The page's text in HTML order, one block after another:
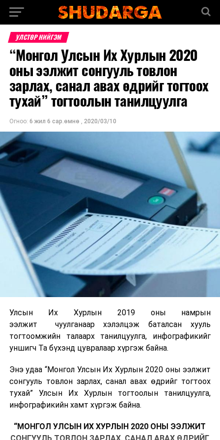
УЛСТӨР НИЙГЭМ
“Монгол Улсын Их Хурлын 2020
оны ээлжит сонгууль товлон
зарлах, санал авах өдрийг тогтоох
тухай” тогтоолын танилцуулга
Огноо: 6 жил 6 сар.өмнө , 2020/03/10
Улсын Их Хурлын 2019 оны намрын
ээлжит чуулганаар хэлэлцэж баталсан хууль
тогтоомжийн талаарх танилцуулга, инфографикийг
уншигч Та бүхэнд цувралаар хүргэж байна.
Энэ удаа “Монгол Улсын Их Хурлын 2020 оны ээлжит
сонгууль товлон зарлах, санал авах өдрийг тогтоох
тухай” Улсын Их Хурлын тогтоолын танилцуулга,
инфографикийн хамт хүргэж байна.
“МОНГОЛ УЛСЫН ИХ ХУРЛЫН 2020 ОНЫ ЭЭЛЖИТ